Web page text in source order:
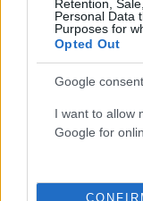
Retention,
Personal Data
Purposes for
Opted Out
Google
I want to allow
Google for
Επίθεση με
Θησείο (VIDEO)
Αδιευκρίνιστο το